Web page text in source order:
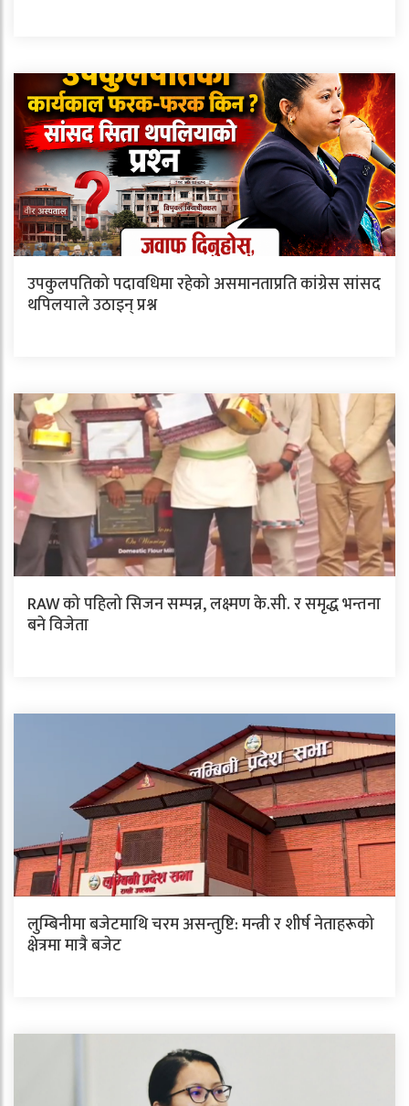
उपकुलपतिको पदावधिमा रहेको असमानताप्रति कांग्रेस सांसद
थपिलयाले उठाइन् प्रश्न
RAW को पहिलो सिजन सम्पन्न, लक्ष्मण के.सी. र समृद्ध भन्तना
बने विजेता
लुम्बिनीमा बजेटमाथि चरम असन्तुष्टि: मन्त्री र शीर्ष नेताहरूको
क्षेत्रमा मात्रै बजेट